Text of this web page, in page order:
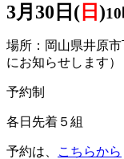
3月30日( 日 )
場所：岡山県井原
にお知らせします）
予約制
各日先着５組
予約は、 こちらから